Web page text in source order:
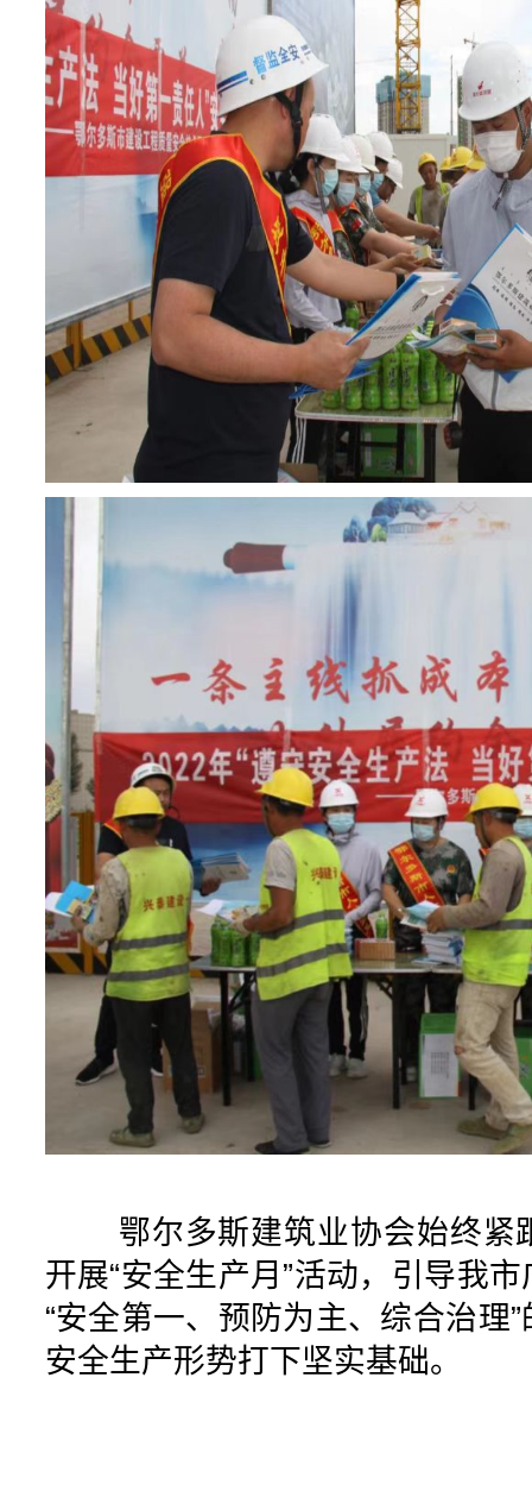
鄂尔多斯建筑业协会始终紧
开展“安全生产月”活动，引导我
“安全第一、预防为主、综合治理
安全生产形势打下坚实基础。